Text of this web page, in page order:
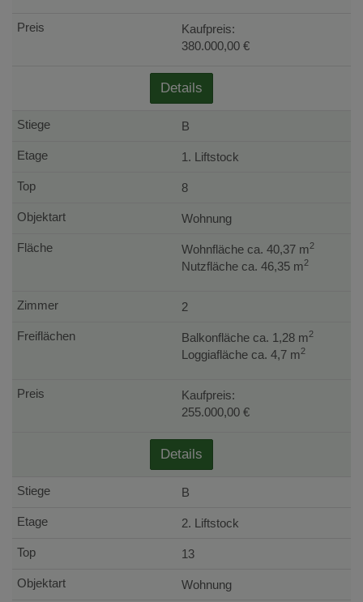
Kaufpreis:
380.000,00 €
Details
B
1. Liftstock
8
Wohnung
Wohnfläche ca. 40,37 m2
Nutzfläche ca. 46,35 m2
2
Balkonfläche ca. 1,28 m2
Loggiafläche ca. 4,7 m2
Kaufpreis:
255.000,00 €
Details
B
2. Liftstock
13
Wohnung